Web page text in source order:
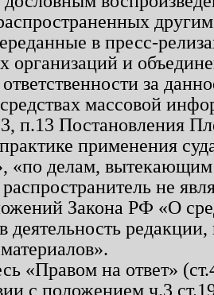
в пресс-
организаций и
за
массовой
п.13 Постановления
применения
«по делам, вытекающим
не
Закона РФ «О
деятельность
«Правом на ответ»
с положением ч.3